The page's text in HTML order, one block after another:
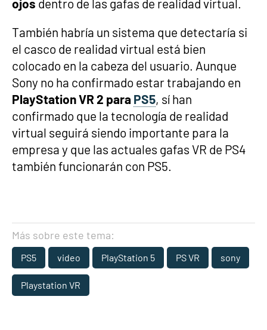
ojos dentro de las gafas de realidad virtual.
También habría un sistema que detectaría si
el casco de realidad virtual está bien
colocado en la cabeza del usuario. Aunque
Sony no ha confirmado estar trabajando en
PlayStation VR 2 para PS5, sí han
confirmado que la tecnología de realidad
virtual seguirá siendo importante para la
empresa y que las actuales gafas VR de PS4
también funcionarán con PS5.
Más sobre este tema:
PS5 video PlayStation 5 PS VR sony
Playstation VR